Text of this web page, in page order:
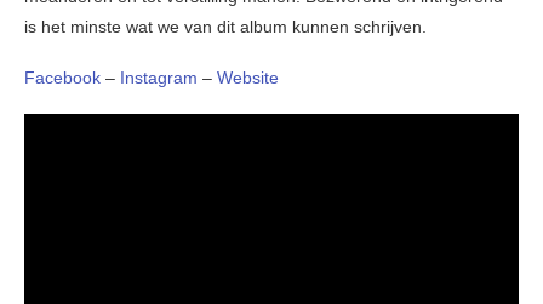
is het minste wat we van dit album kunnen schrijven.
Facebook – Instagram – Website